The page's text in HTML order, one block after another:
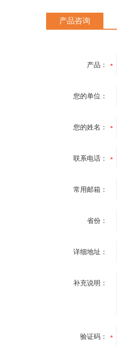
产品咨询
产品：
您的单位：
您的姓名：
联系电话：
常用邮箱：
省份：
详细地址：
补充说明：
验证码：